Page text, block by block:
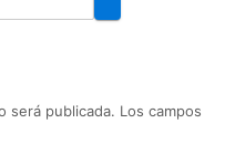
será publicada. Los campos